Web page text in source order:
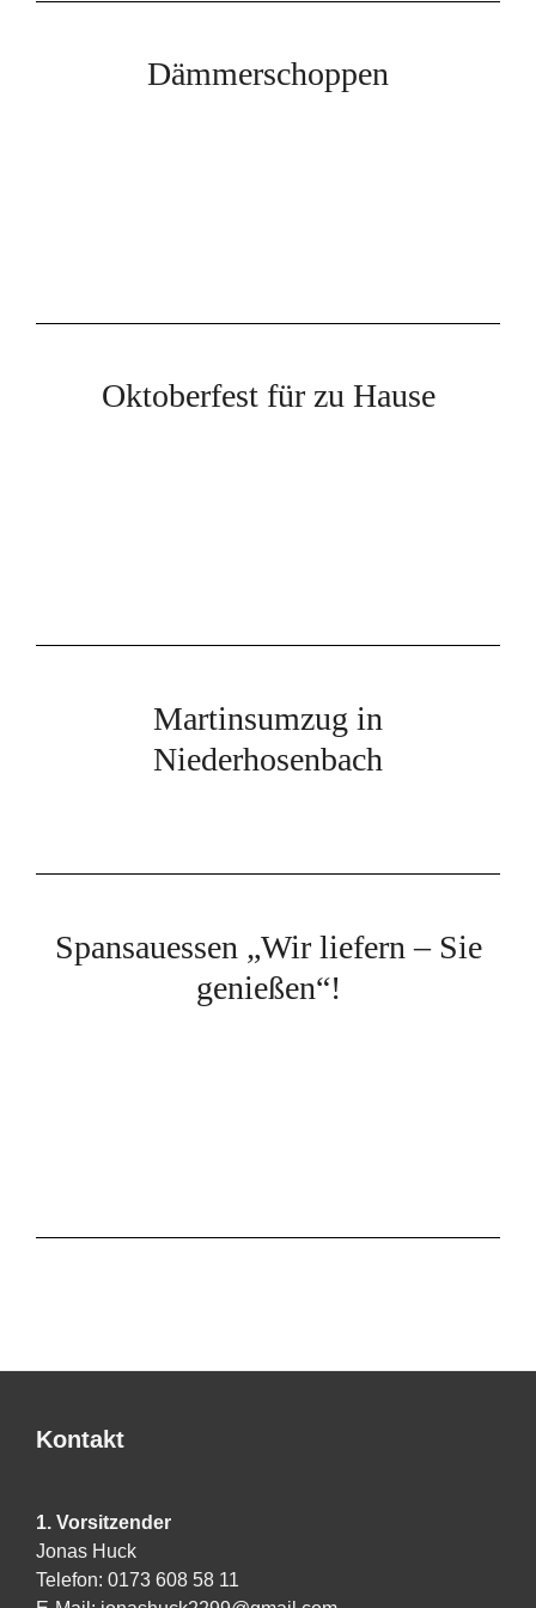
Dämmerschoppen
Oktoberfest für zu Hause
Martinsumzug in
Niederhosenbach
Spansauessen „Wir liefern – Sie
genießen“!
Kontakt
1. Vorsitzender
Jonas Huck
Telefon: 0173 608 58 11